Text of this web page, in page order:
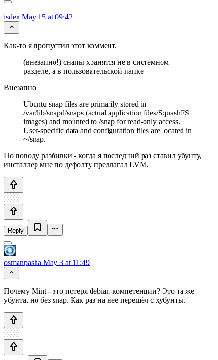
isden May 15 at 09:42
Как-то я пропустил этот коммент.
(внезапно!) снапы хранятся не в системном
разделе, а в пользовательской папке
Внезапно
Ubuntu snap files are primarily stored in
/var/lib/snapd/snaps (actual application files/SquashFS
images) and mounted to /snap for read-only access.
User-specific data and configuration files are located in
~/snap.
По поводу разбивки - когда я последний раз ставил убунту,
инсталлер мне по дефолту предлагал LVM.
Reply
osmanpasha May 3 at 11:49
Почему Mint - это потеря debian-компетенции? Это та же
убунта, но без snap. Как раз на нее перешёл с хубунты.